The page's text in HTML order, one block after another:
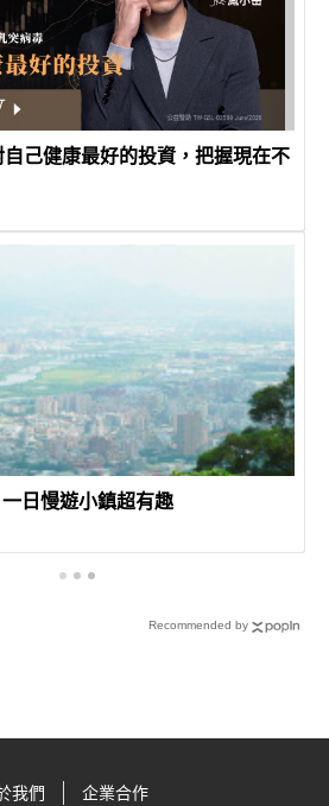
己健康最好的投資，把握現在不
日慢遊小鎮超有趣
Recommended by
我們 企業合作